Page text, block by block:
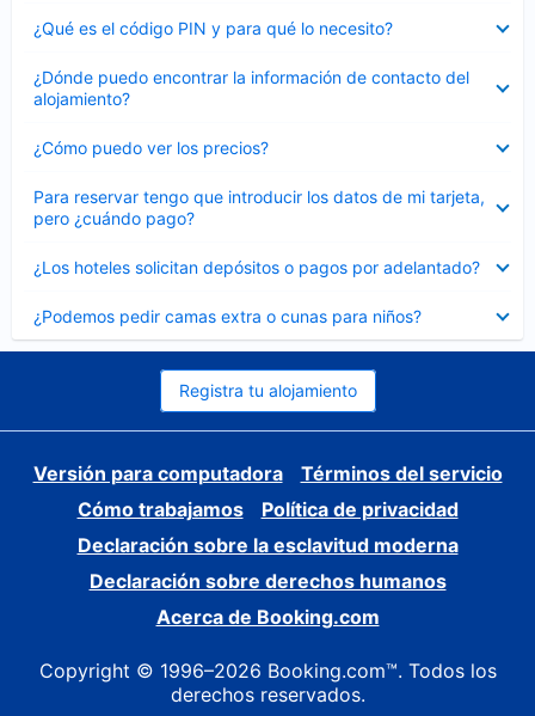
¿Qué es el código PIN y para qué lo necesito?
cerrado
¿Dónde puedo encontrar la información de contacto del
alojamiento?
cerrado
¿Cómo puedo ver los precios?
cerrado
Para reservar tengo que introducir los datos de mi tarjeta,
pero ¿cuándo pago?
cerrado
¿Los hoteles solicitan depósitos o pagos por adelantado?
cerrado
¿Podemos pedir camas extra o cunas para niños?
cerrado
Registra tu alojamiento
Versión para computadora
Términos del servicio
Cómo trabajamos
Política de privacidad
Declaración sobre la esclavitud moderna
Declaración sobre derechos humanos
Acerca de Booking.com
Copyright © 1996–2026 Booking.com™. Todos los
derechos reservados.